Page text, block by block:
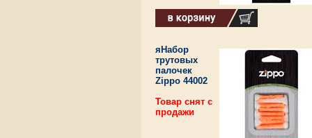
яНабор
трутовых
палочек
Zippo 44002
Товар снят с
продажи